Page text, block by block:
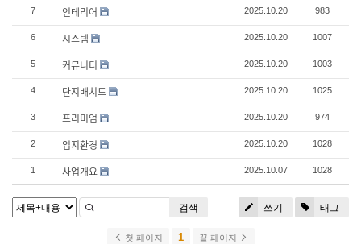
7 인테리어 2025.10.20 983
6 시스템 2025.10.20 1007
5 커뮤니티 2025.10.20 1003
4 단지배치도 2025.10.20 1025
3 프리미엄 2025.10.20 974
2 입지환경 2025.10.20 1028
1 사업개요 2025.10.07 1028
쓰기 태그
검색
첫 페이지 1 끝 페이지